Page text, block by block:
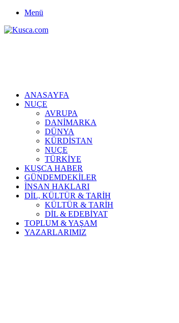
Menü
ANASAYFA
NUÇE
AVRUPA
DANİMARKA
DÜNYA
KÜRDİSTAN
NUÇE
TÜRKİYE
KUŞCA HABER
GÜNDEMDEKİLER
İNSAN HAKLARI
DİL, KÜLTÜR & TARİH
KÜLTÜR & TARİH
DİL & EDEBİYAT
TOPLUM & YAŞAM
YAZARLARIMIZ